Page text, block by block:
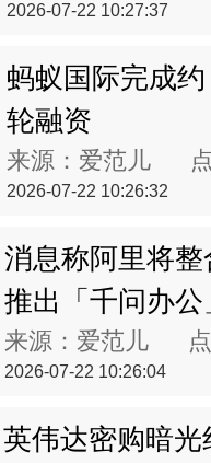
2026-07-22 10:27:37
蚂蚁国际完成
轮融资
来源：爱范儿
2026-07-22 10:26:32
消息称阿里将
推出「千问办公
来源：爱范儿
2026-07-22 10:26:04
英伟达密购暗